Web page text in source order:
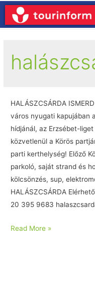
HALÁSZCSÁRDA
város nyugati kapujában
hídjánál, az Erzsébet-
közvetlenül a Körös
parti kerthelység! Előző
parkoló, saját strand és
kölcsönzés, sup,
HALÁSZCSÁRDA
20 395 9683
Read More »